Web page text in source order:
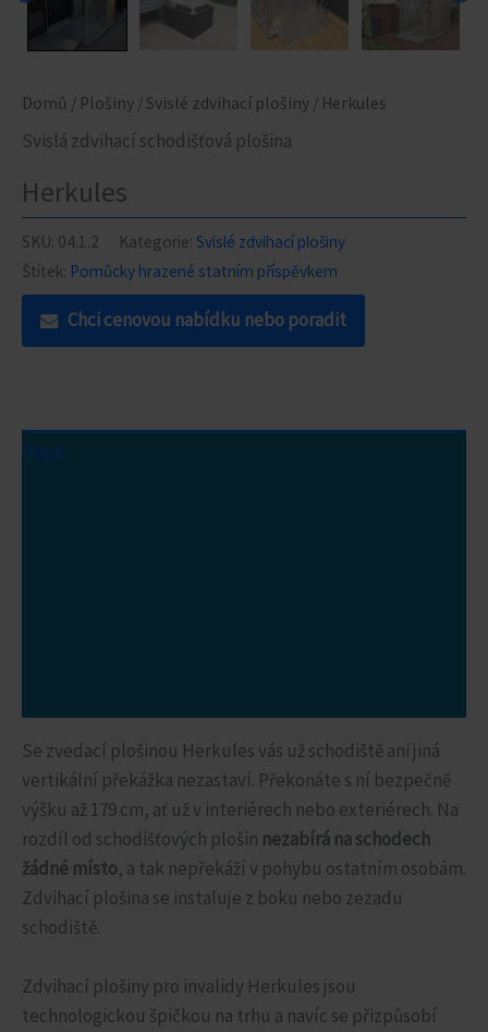
Domů / Plošiny / Svislé zdvihací plošiny / Herkules
Svislá zdvihací schodišťová plošina
Herkules
SKU: 04.1.2 Kategorie: Svislé zdvihací plošiny
Štítek: Pomůcky hrazené statním příspěvkem
Chci cenovou nabídku nebo poradit
Popis
Se zvedací plošinou Herkules vás už schodiště ani jiná
vertikální překážka nezastaví. Překonáte s ní bezpečně
výšku až 179 cm, ať už v interiérech nebo exteriérech. Na
rozdíl od schodišťových plošin nezabírá na schodech
žádné místo, a tak nepřekáží v pohybu ostatním osobám.
Zdvihací plošina se instaluje z boku nebo zezadu
schodiště.
Zdvihací plošiny pro invalidy Herkules jsou
technologickou špičkou na trhu a navíc se přizpůsobí